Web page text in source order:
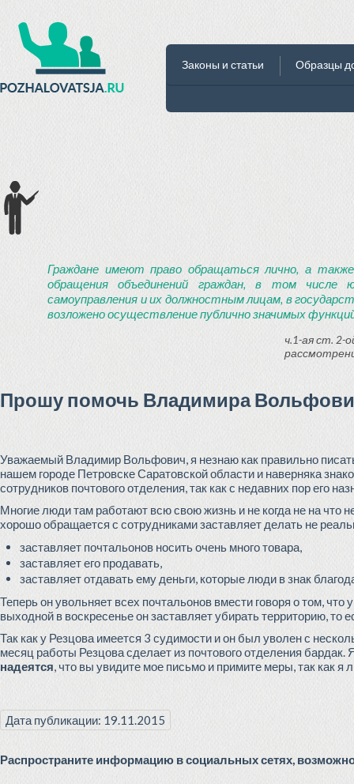
Законы и статьи Образцы
Граждане имеют право обращаться лично, а
обращения объединений граждан, в том числе
самоуправления и их должностным лицам, в
возложено осуществление публично значимых
ч.1-ая ст. 2-
Прошу помочь Владимира
Уважаемый Владимир Вольфович, я незнаю как правильно
нашем городе Петровске Саратовской области и наверняка
сотрудников почтового отделения, так как с недавних пор его
Многие люди там работают всю свою жизнь и не когда не на что
хорошо обращается с сотрудниками заставляет делать не
заставляет почтальонов носить очень много товара,
заставляет его продавать,
заставляет отдавать ему деньги, которые люди в знак
Теперь он увольняет всех почтальонов вмести говоря о том,
выходной в воскресенье он заставляет убирать территорию, то
Так как у Резцова имеется 3 судимости и он был уволен с
месяц работы Резцова сделает из почтового отделения бардак.
надеятся, что вы увидите мое письмо и примите меры, так как
Дата публикации: 19.11.2015
Распространите информацию в социальных сетях,